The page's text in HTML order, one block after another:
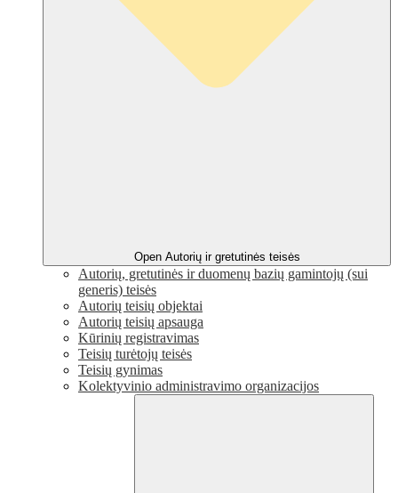
Open Autorių ir gretutinės teisės
Autorių, gretutinės ir duomenų bazių gamintojų (sui
generis) teisės
Autorių teisių objektai
Autorių teisių apsauga
Kūrinių registravimas
Teisių turėtojų teisės
Teisių gynimas
Kolektyvinio administravimo organizacijos